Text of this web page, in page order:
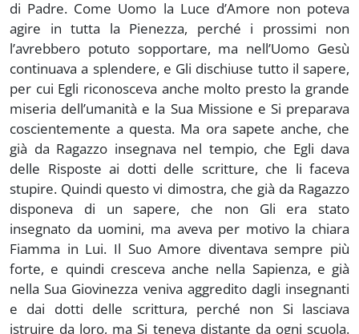
di Padre. Come Uomo la Luce d’Amore non poteva
agire in tutta la Pienezza, perché i prossimi non
l’avrebbero potuto sopportare, ma nell’Uomo Gesù
continuava a splendere, e Gli dischiuse tutto il sapere,
per cui Egli riconosceva anche molto presto la grande
miseria dell’umanità e la Sua Missione e Si preparava
coscientemente a questa. Ma ora sapete anche, che
già da Ragazzo insegnava nel tempio, che Egli dava
delle Risposte ai dotti delle scritture, che li faceva
stupire. Quindi questo vi dimostra, che già da Ragazzo
disponeva di un sapere, che non Gli era stato
insegnato da uomini, ma aveva per motivo la chiara
Fiamma in Lui. Il Suo Amore diventava sempre più
forte, e quindi cresceva anche nella Sapienza, e già
nella Sua Giovinezza veniva aggredito dagli insegnanti
e dai dotti delle scrittura, perché non Si lasciava
istruire da loro, ma Si teneva distante da ogni scuola.